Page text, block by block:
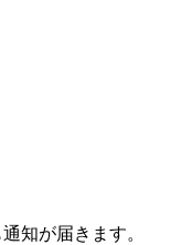
知が届きます。